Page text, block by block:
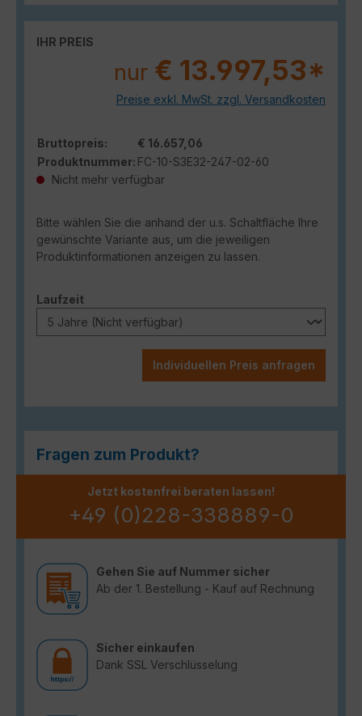
IHR PREIS
nur € 13.997,53*
Preise exkl. MwSt. zzgl. Versandkosten
Bruttopreis:
€ 16.657,06
Produktnummer: FC-10-S3E32-247-02-60
Nicht mehr verfügbar
Bitte wählen Sie die anhand der u.s. Schaltfläche Ihre
gewünschte Variante aus, um die jeweiligen
Produktinformationen anzeigen zu lassen.
Laufzeitauswählen
Individuellen Preis anfragen
Fragen zum Produkt?
Jetzt kostenfrei beraten lassen!
+49 (0)228-338889-0
Gehen Sie auf Nummer sicher
Ab der 1. Bestellung - Kauf auf Rechnung
Sicher einkaufen
Dank SSL Verschlüsselung